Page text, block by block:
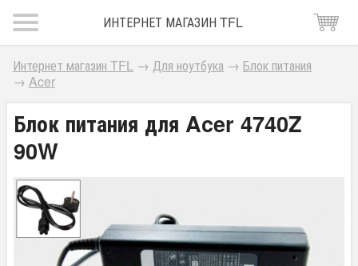
ИНТЕРНЕТ МАГАЗИН TFL
Интернет магазин TFL → Для ноутбука → Блок питания
→ Acer
Блок питания для Acer 4740Z
90W